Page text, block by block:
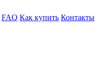
FAQ Как купить Контакты